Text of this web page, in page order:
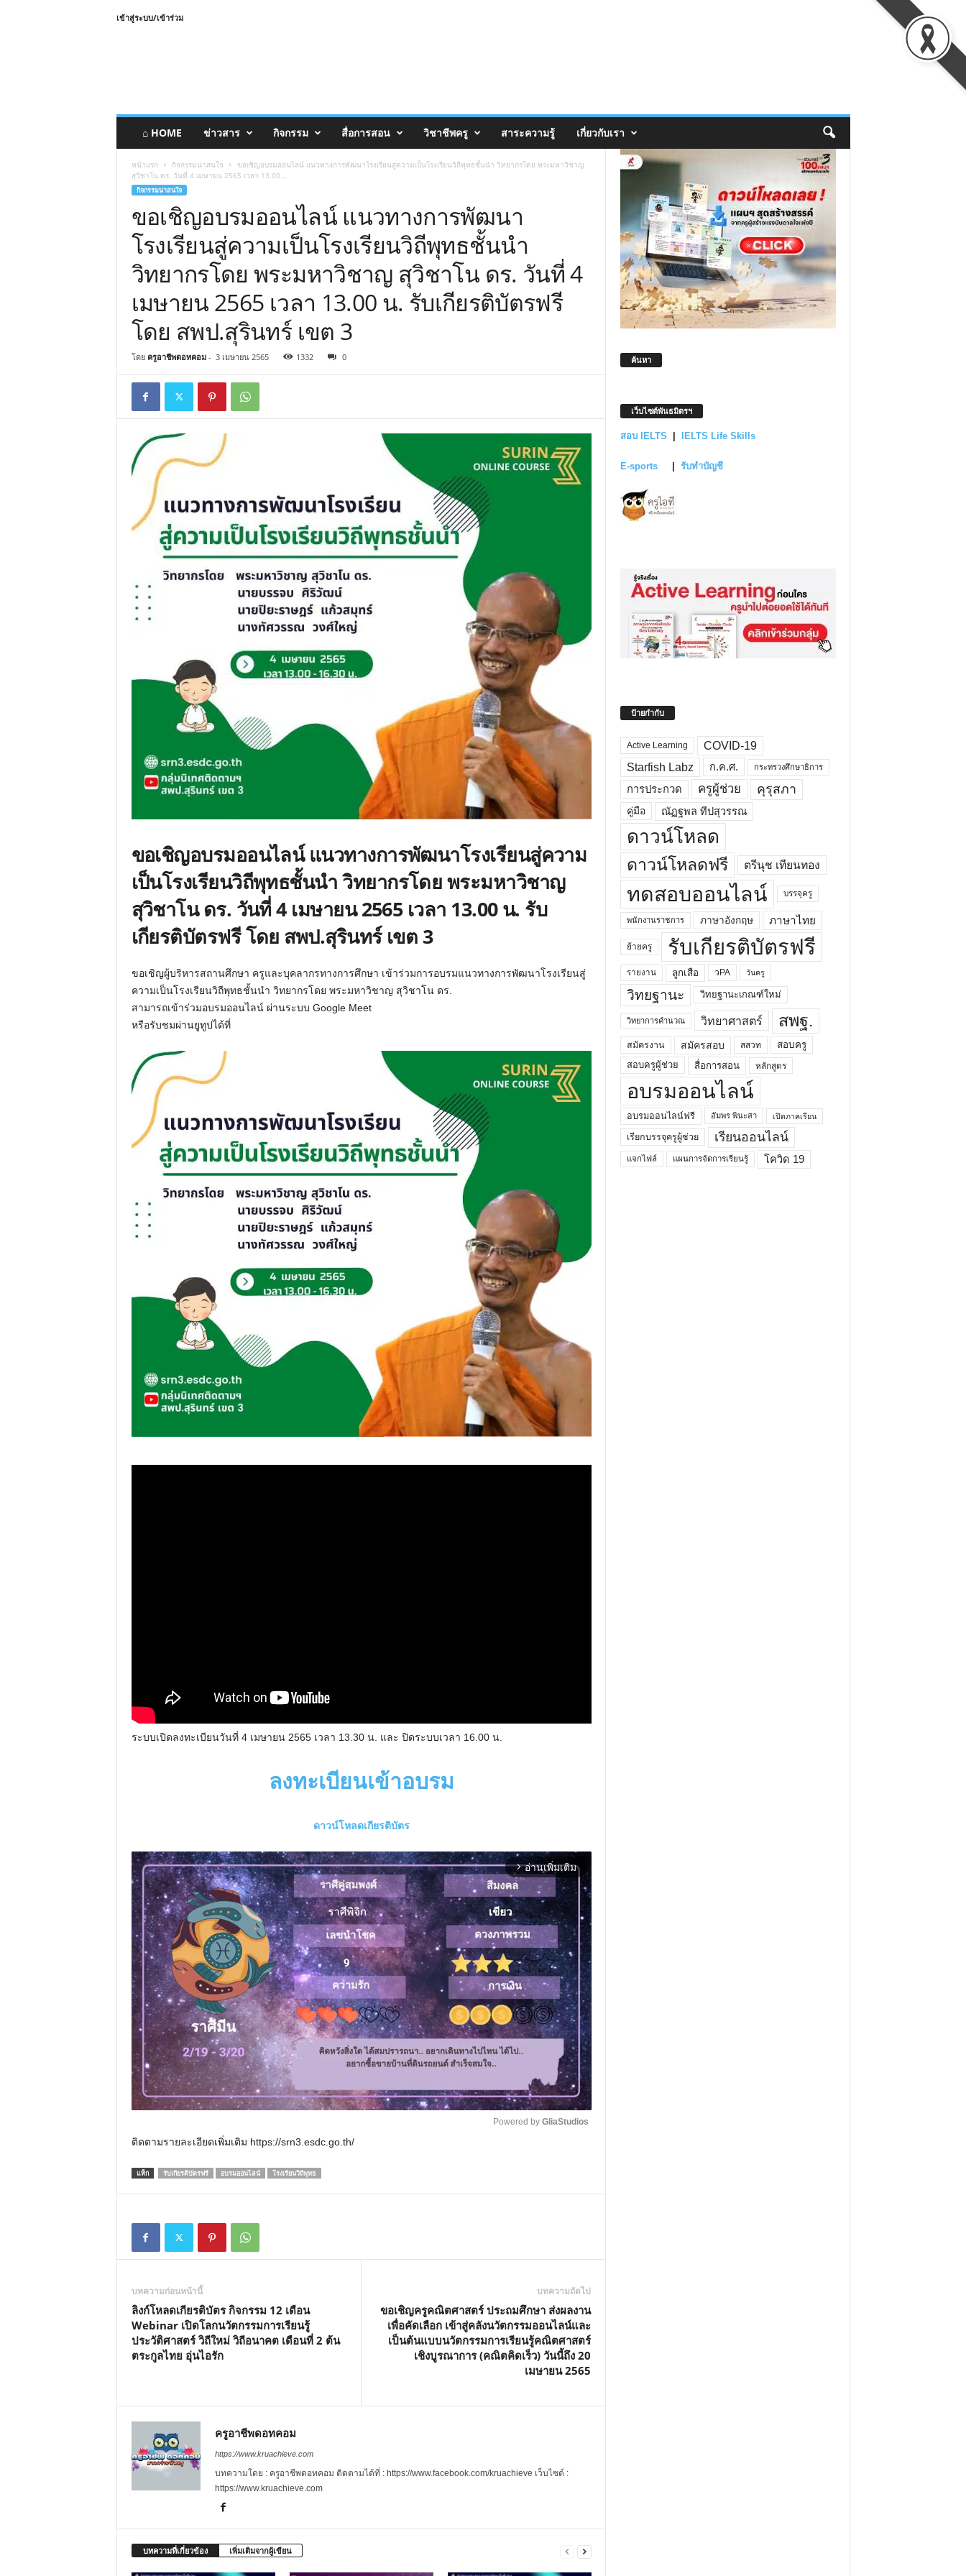
เข้าสู่ระบบ/เข้าร่วม
⌂ HOME ข่าวสาร กิจกรรม สื่อการสอน วิชาชีพครู สาระความรู้ เกี่ยวกับเรา
หน้าแรก กิจกรรมน่าสนใจ
ขอเชิญอบรมออนไลน์ แนวทางการพัฒนาโรงเรียนสู่ความเป็นโรงเรียนวิถีพุทธชั้นนำ วิทยากรโดย พระมหาวิชาญ
สุวิชาโน ดร. วันที่ 4 เมษายน 2565 เวลา 13.00...
กิจกรรมน่าสนใจ
ขอเชิญอบรมออนไลน์ แนวทางการพัฒนา
โรงเรียนสู่ความเป็นโรงเรียนวิถีพุทธชั้นนำ
วิทยากรโดย พระมหาวิชาญ สุวิชาโน ดร. วันที่ 4
เมษายน 2565 เวลา 13.00 น. รับเกียรติบัตรฟรี
โดย สพป.สุรินทร์ เขต 3
โดย ครูอาชีพดอทคอม- 3 เมษายน 2565 1332 0
ขอเชิญอบรมออนไลน์ แนวทางการพัฒนาโรงเรียนสู่ความ
เป็นโรงเรียนวิถีพุทธชั้นนำ วิทยากรโดย พระมหาวิชาญ
สุวิชาโน ดร. วันที่ 4 เมษายน 2565 เวลา 13.00 น. รับ
เกียรติบัตรฟรี โดย สพป.สุรินทร์ เขต 3
ขอเชิญผู้บริหารสถานศึกษา ครูและบุคลากรทางการศึกษา เข้าร่วมการอบรมแนวทางการพัฒนาโรงเรียนสู่
ความเป็นโรงเรียนวิถีพุทธชั้นนำ วิทยากรโดย พระมหาวิชาญ สุวิชาโน ดร.
สามารถเข้าร่วมอบรมออนไลน์ ผ่านระบบ Google Meet
หรือรับชมผ่านยูทูปได้ที่
ระบบเปิดลงทะเบียนวันที่ 4 เมษายน 2565 เวลา 13.30 น. และ ปิดระบบเวลา 16.00 น.
ลงทะเบียนเข้าอบรม
ดาวน์โหลดเกียรติบัตร
arrow_forward_ios อ่านเพิ่มเติม
Powered by GliaStudios
ติดตามรายละเอียดเพิ่มเติม https://srn3.esdc.go.th/
แท็ก รับเกียรติบัตรฟรี อบรมออนไลน์ โรงเรียนวิถีพุทธ
บทความก่อนหน้านี้
ลิงก์โหลดเกียรติบัตร กิจกรรม 12 เดือน
Webinar เปิดโลกนวัตกรรมการเรียนรู้
ประวัติศาสตร์ วิถีใหม่ วิถีอนาคต เดือนที่ 2 ต้น
ตระกูลไทย อุ่นไอรัก
บทความถัดไป
ขอเชิญครูคณิตศาสตร์ ประถมศึกษา ส่งผลงาน
เพื่อคัดเลือก เข้าสู่คลังนวัตกรรมออนไลน์และ
เป็นต้นแบบนวัตกรรมการเรียนรู้คณิตศาสตร์
เชิงบูรณาการ (คณิตคิดเร็ว) วันนี้ถึง 20
เมษายน 2565
ครูอาชีพดอทคอม
https://www.kruachieve.com
บทความโดย : ครูอาชีพดอทคอม ติดตามได้ที่ : https://www.facebook.com/kruachieve เว็บไซต์ :
https://www.kruachieve.com
บทความที่เกี่ยวข้อง เพิ่มเติมจากผู้เขียน
ค้นหา
เว็บไซต์พันธมิตรฯ
สอบ IELTS IELTS Life Skills
E-sports รับทำบัญชี
ป้ายกำกับ
Active Learning
COVID-19
Starfish Labz
ก.ค.ศ. กระทรวงศึกษาธิการ
การประกวด ครูผู้ช่วย คุรุสภา
คู่มือ ณัฏฐพล ทีปสุวรรณ
ดาวน์โหลด
ดาวน์โหลดฟรี ตรีนุช เทียนทอง
ทดสอบออนไลน์ บรรจุครู
พนักงานราชการ ภาษาอังกฤษ ภาษาไทย
ย้ายครู รับเกียรติบัตรฟรี
รายงาน ลูกเสือ วPA วันครู
วิทยฐานะ วิทยฐานะเกณฑ์ใหม่
วิทยาการคำนวณ วิทยาศาสตร์ สพฐ.
สมัครงาน สมัครสอบ สสวท
สอบครู
สอบครูผู้ช่วย
สื่อการสอน หลักสูตร
อบรมออนไลน์
อบรมออนไลน์ฟรี อัมพร พินะสา เปิดภาคเรียน
เรียกบรรจุครูผู้ช่วย เรียนออนไลน์
แจกไฟล์ แผนการจัดการเรียนรู้ โควิด 19